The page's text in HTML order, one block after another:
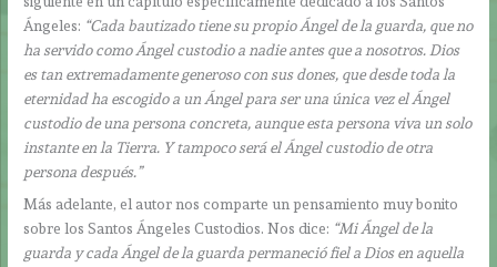
Ángeles: “Cada bautizado tiene su propio Ángel de la guarda, que no
ha servido como Ángel custodio a nadie antes que a nosotros. Dios
es tan extremadamente generoso con sus dones, que desde toda la
eternidad ha escogido a un Ángel para ser una única vez el Ángel
custodio de una persona concreta, aunque esta persona viva un solo
instante en la Tierra. Y tampoco será el Ángel custodio de otra
persona después.”
Más adelante, el autor nos comparte un pensamiento muy bonito
sobre los Santos Ángeles Custodios. Nos dice: “Mi Ángel de la
guarda y cada Ángel de la guarda permaneció fiel a Dios en aquella